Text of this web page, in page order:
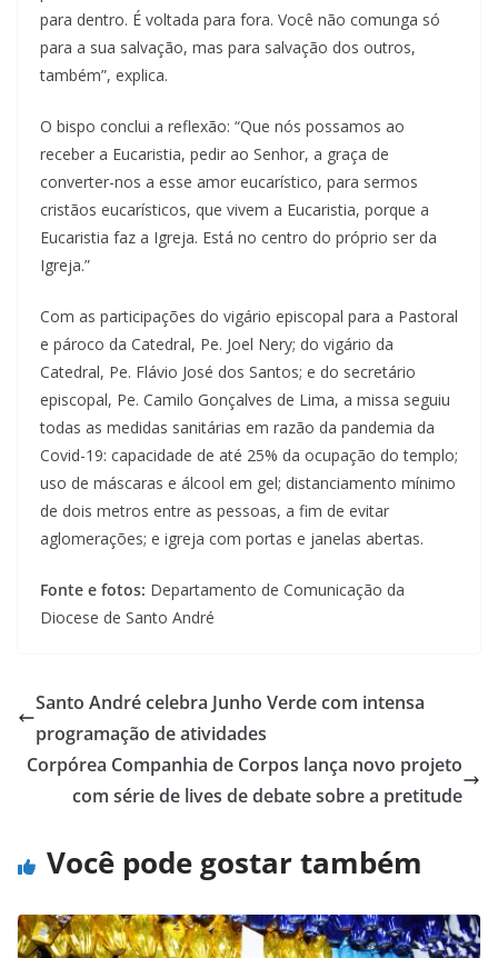
para dentro. É voltada para fora. Você não comunga só
para a sua salvação, mas para salvação dos outros,
também”, explica.
O bispo conclui a reflexão: “Que nós possamos ao
receber a Eucaristia, pedir ao Senhor, a graça de
converter-nos a esse amor eucarístico, para sermos
cristãos eucarísticos, que vivem a Eucaristia, porque a
Eucaristia faz a Igreja. Está no centro do próprio ser da
Igreja.”
Com as participações do vigário episcopal para a Pastoral
e pároco da Catedral, Pe. Joel Nery; do vigário da
Catedral, Pe. Flávio José dos Santos; e do secretário
episcopal, Pe. Camilo Gonçalves de Lima, a missa seguiu
todas as medidas sanitárias em razão da pandemia da
Covid-19: capacidade de até 25% da ocupação do templo;
uso de máscaras e álcool em gel; distanciamento mínimo
de dois metros entre as pessoas, a fim de evitar
aglomerações; e igreja com portas e janelas abertas.
Fonte e fotos: Departamento de Comunicação da
Diocese de Santo André
Santo André celebra Junho Verde com intensa
programação de atividades
Corpórea Companhia de Corpos lança novo projeto
com série de lives de debate sobre a pretitude
Você pode gostar também